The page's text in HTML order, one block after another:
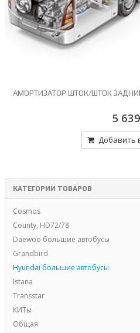
АМОРТИЗАТОР ШТОК/ШТОК
5 639
Добавить
КАТЕГОРИИ ТОВАРОВ
Cosmos
County, HD72/78
Daewoo большие автобусы
Grandbird
Hyundai большие автобусы
Istana
Transstar
КИТы
Общая